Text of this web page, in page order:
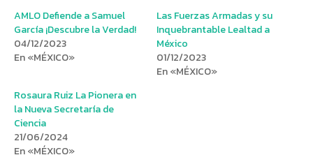
AMLO Defiende a Samuel
García ¡Descubre la Verdad!
04/12/2023
En «MÉXICO»
Las Fuerzas Armadas y su
Inquebrantable Lealtad a
México
01/12/2023
En «MÉXICO»
Rosaura Ruiz La Pionera en
la Nueva Secretaría de
Ciencia
21/06/2024
En «MÉXICO»